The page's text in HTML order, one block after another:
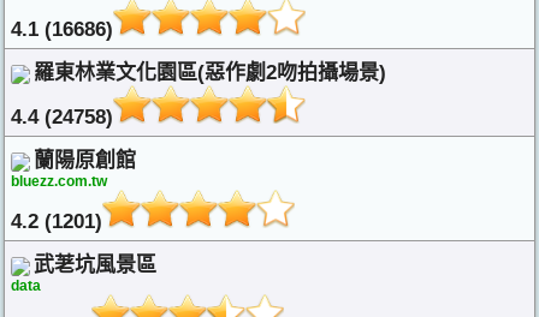
4.1 (16686)
羅東林業文化園區(惡作劇2吻拍攝場景)
4.4 (24758)
蘭陽原創館
bluezz.com.tw
4.2 (1201)
武荖坑風景區
data